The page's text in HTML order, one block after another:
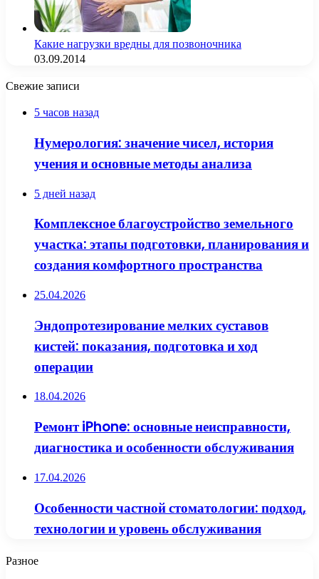
Какие нагрузки вредны для позвоночника
03.09.2014
Свежие записи
5 часов назад
Нумерология: значение чисел, история
учения и основные методы анализа
5 дней назад
Комплексное благоустройство земельного
участка: этапы подготовки, планирования и
создания комфортного пространства
25.04.2026
Эндопротезирование мелких суставов
кистей: показания, подготовка и ход
операции
18.04.2026
Ремонт iPhone: основные неисправности,
диагностика и особенности обслуживания
17.04.2026
Особенности частной стоматологии: подход,
технологии и уровень обслуживания
Разное